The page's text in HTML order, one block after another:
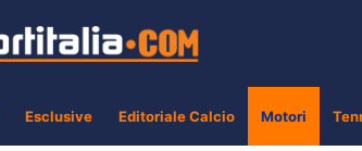
Esclusive Editoriale Calcio Motori